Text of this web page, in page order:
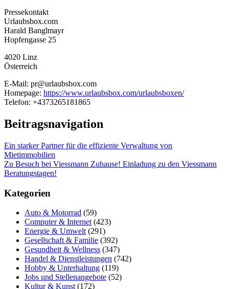
Pressekontakt
Urlaubsbox.com
Harald Banglmayr
Hopfengasse 25
4020 Linz
Österreich
E-Mail: pr@urlaubsbox.com
Homepage: https://www.urlaubsbox.com/urlaubsboxen/
Telefon: +4373265181865
Beitragsnavigation
Ein starker Partner für die effiziente Verwaltung von
Mietimmobilien
Zu Besuch bei Viessmann Zuhause! Einladung zu den Viessmann
Beratungstagen!
Kategorien
Auto & Motorrad (59)
Computer & Internet (423)
Energie & Umwelt (291)
Gesellschaft & Familie (392)
Gesundheit & Wellness (347)
Handel & Dienstleistungen (742)
Hobby & Unterhaltung (119)
Jobs und Stellenangebote (52)
Kultur & Kunst (172)